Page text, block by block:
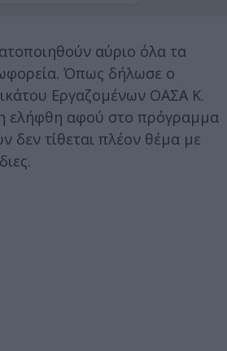
αύριο όλα τα
Όπως δήλωσε ο
Εργαζομένων ΟΑΣΑ Κ.
ελήφθη αφού στο πρόγραμμα
δεν τίθεται πλέον θέμα με